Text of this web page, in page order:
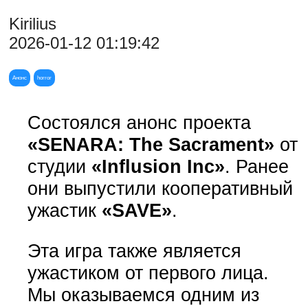
Kirilius
2026-01-12 01:19:42
Анонс horror
Состоялся анонс проекта
«SENARA: The Sacrament» от
студии «Influsion Inc». Ранее
они выпустили кооперативный
ужастик«SAVE».
Эта игра также является
ужастиком от первого лица.
Мы оказываемся одним из